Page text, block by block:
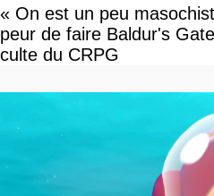
« On est un peu
peur de faire Baldur's
culte du CRPG